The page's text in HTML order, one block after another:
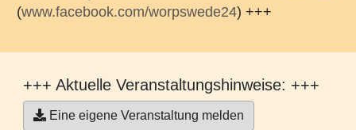
(www.facebook.com/worpswede24) +++
+++ Aktuelle Veranstaltungshinweise: +++
Eine eigene Veranstaltung melden